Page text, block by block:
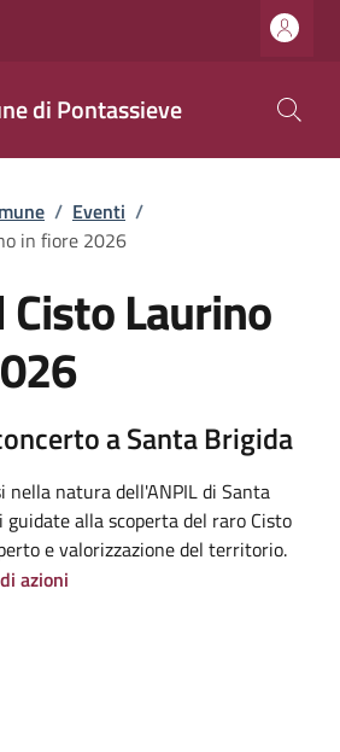
di Pontassieve
/ Eventi /
in fiore 2026
Cisto Laurino
a Santa Brigida
nella natura dell'ANPIL di Santa
alla scoperta del raro Cisto
e valorizzazione del territorio.
azioni